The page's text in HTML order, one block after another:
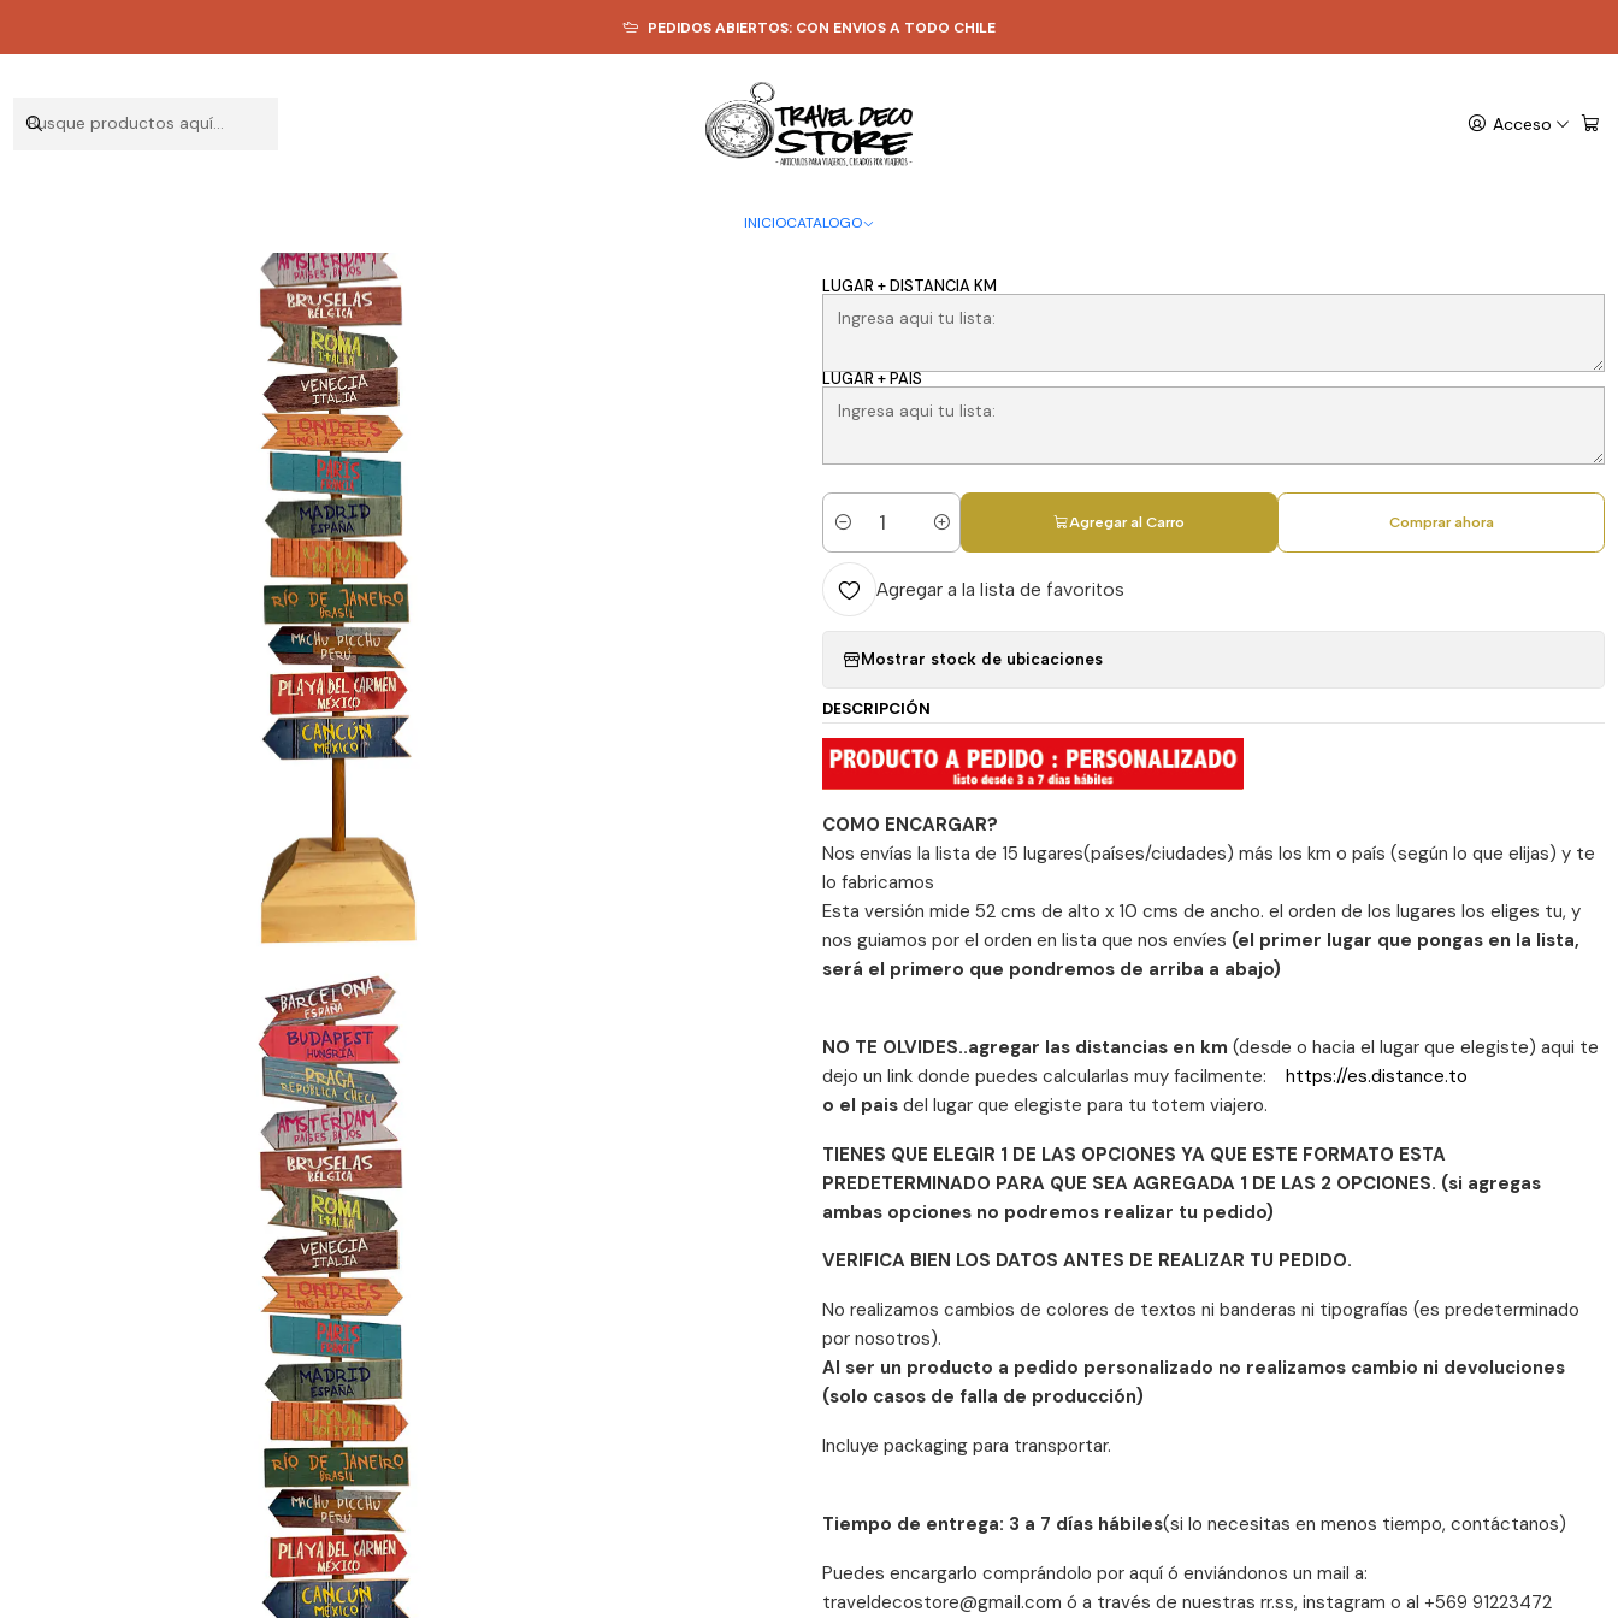
Acceso
INICIOCATALOGO
PEDIDOS ABIERTOS: CON ENVIOS A TODO CHILE
TOTEM VIAJERO Totem viajero personalizado XL: con detalles de distancia o pais Travel Deco Store
|
Totem viajero personalizado XL:
con detalles de distancia o pais
Travel Deco Store
LUGAR + DISTANCIA KM
LUGAR + PAIS
Cantidad
Agregar al Carro Comprar ahora
Agregar a la lista de favoritos
Mostrar stock de ubicaciones
DESCRIPCIÓN
COMO ENCARGAR?
Nos envías la lista de 15 lugares(países/ciudades) más los km o país (según lo que elijas) y te
lo fabricamos
Esta versión mide 52 cms de alto x 10 cms de ancho. el orden de los lugares los eliges tu, y
nos guiamos por el orden en lista que nos envíes (el primer lugar que pongas en la lista,
será el primero que pondremos de arriba a abajo)
NO TE OLVIDES..agregar las distancias en km (desde o hacia el lugar que elegiste) aqui te
dejo un link donde puedes calcularlas muy facilmente:https://es.distance.to
o el pais del lugar que elegiste para tu totem viajero.
TIENES QUE ELEGIR 1 DE LAS OPCIONES YA QUE ESTE FORMATO ESTA
PREDETERMINADO PARA QUE SEA AGREGADA 1 DE LAS 2 OPCIONES. (si agregas
ambas opciones no podremos realizar tu pedido)
VERIFICA BIEN LOS DATOS ANTES DE REALIZAR TU PEDIDO.
No realizamos cambios de colores de textos ni banderas ni tipografías (es predeterminado
por nosotros).
Al ser un producto a pedido personalizado no realizamos cambio ni devoluciones
(solo casos de falla de producción)
Incluye packaging para transportar.
Tiempo de entrega: 3 a 7 días hábiles(si lo necesitas en menos tiempo, contáctanos)
Puedes encargarlo comprándolo por aquí ó enviándonos un mail a:
traveldecostore@gmail.com ó a través de nuestras rr.ss, instagram o al +569 91223472